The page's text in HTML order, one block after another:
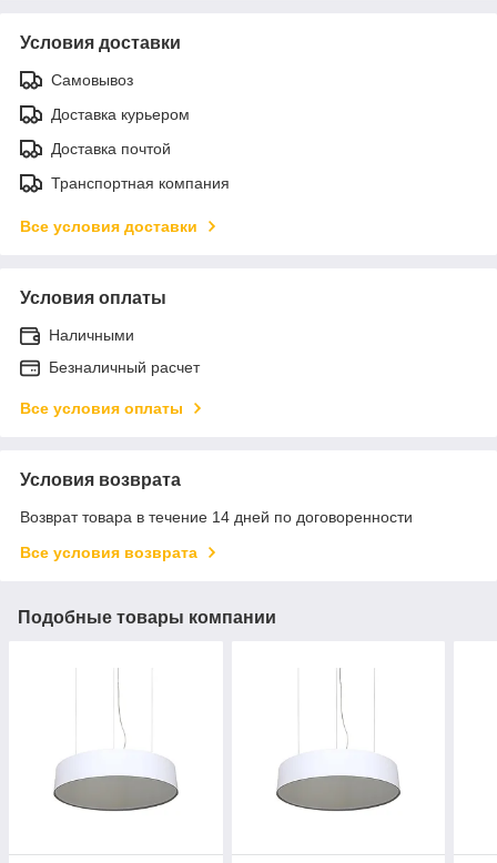
Условия доставки
Самовывоз
Доставка курьером
Доставка почтой
Транспортная компания
Все условия доставки
Условия оплаты
Наличными
Безналичный расчет
Все условия оплаты
Условия возврата
Возврат товара в течение 14 дней по договоренности
Все условия возврата
Подобные товары компании